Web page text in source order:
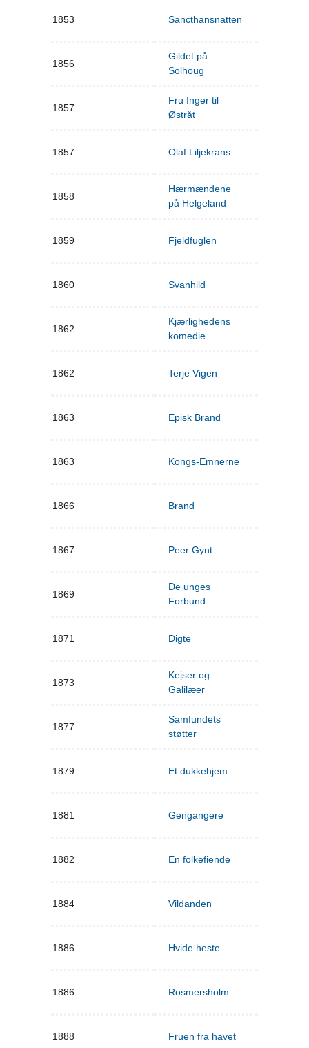
1853 Sancthansnatten
1856
Gildet på
Solhoug
1857
Fru Inger til
Østråt
1857 Olaf Liljekrans
1858
Hærmændene
på Helgeland
1859 Fjeldfuglen
1860 Svanhild
1862
Kjærlighedens
komedie
1862 Terje Vigen
1863 Episk Brand
1863 Kongs-Emnerne
1866 Brand
1867 Peer Gynt
1869
De unges
Forbund
1871 Digte
1873
Kejser og
Galilæer
1877
Samfundets
støtter
1879 Et dukkehjem
1881 Gengangere
1882 En folkefiende
1884 Vildanden
1886 Hvide heste
1886 Rosmersholm
1888 Fruen fra havet